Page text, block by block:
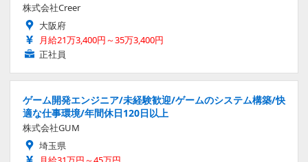
株式会社Creer
大阪府
月給21万3,400円～35万3,400円
正社員
ゲーム開発エンジニア/未経験歓迎/ゲームのシステム構築/快
適な仕事環境/年間休日120日以上
株式会社GUM
埼玉県